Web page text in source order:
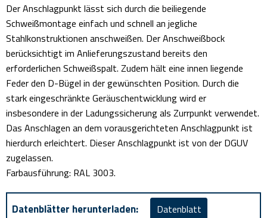
Der Anschlagpunkt lässt sich durch die beiliegende
Schweißmontage einfach und schnell an jegliche
Stahlkonstruktionen anschweißen. Der Anschweißbock
berücksichtigt im Anlieferungszustand bereits den
erforderlichen Schweißspalt. Zudem hält eine innen liegende
Feder den D-Bügel in der gewünschten Position. Durch die
stark eingeschränkte Geräuschentwicklung wird er
insbesondere in der Ladungssicherung als Zurrpunkt verwendet.
Das Anschlagen an dem vorausgerichteten Anschlagpunkt ist
hierdurch erleichtert. Dieser Anschlagpunkt ist von der DGUV
zugelassen.
Farbausführung: RAL 3003.
Datenblätter herunterladen: Datenblatt